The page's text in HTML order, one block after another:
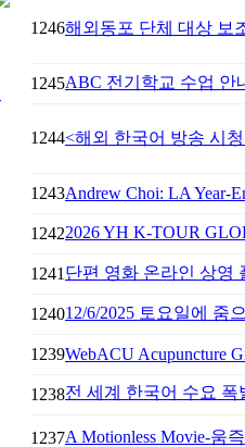
1246해외동포 단체 대상 보
1245ABC 전기학교 수업 안
1244<해외 한국어 방송 시
1243Andrew Choi: LA Year-
12422026 YH K-TOUR
1241 단편 영화 온라인 상영
124012/6/2025 토요일에 줌
1239WebACU Acupuncture
1238전 세계 한국어 수요
1237A Motionless Movie-움